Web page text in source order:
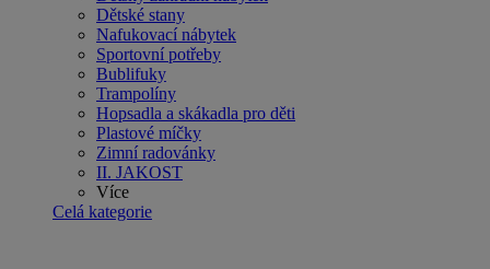
Dětské stany
Nafukovací nábytek
Sportovní potřeby
Bublifuky
Trampolíny
Hopsadla a skákadla pro děti
Plastové míčky
Zimní radovánky
II. JAKOST
Více
Celá kategorie